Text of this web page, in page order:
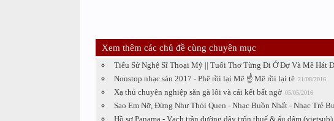
Xem thêm các chủ đề cùng chuyên mục
Tiểu Sử Nghệ Sĩ Thoại Mỹ || Tuổi Thơ Từng Đi Ở Đợ Và Mê Hát
Nonstop nhạc sàn 2017 - Phê rồi lại Mê ☝ Mê rồi lại tê 21/08/2016
Xạ thủ chuyên nghiệp săn gà lôi và cái kết bất ngờ 05/05/2016
Sao Em Nỡ, Đừng Như Thói Quen - Nhạc Buồn Nhất - Nhạc Trẻ
Hồ sơ Panama - Vạch trần đường dây trốn thuế & ấu dâm (vietsub)